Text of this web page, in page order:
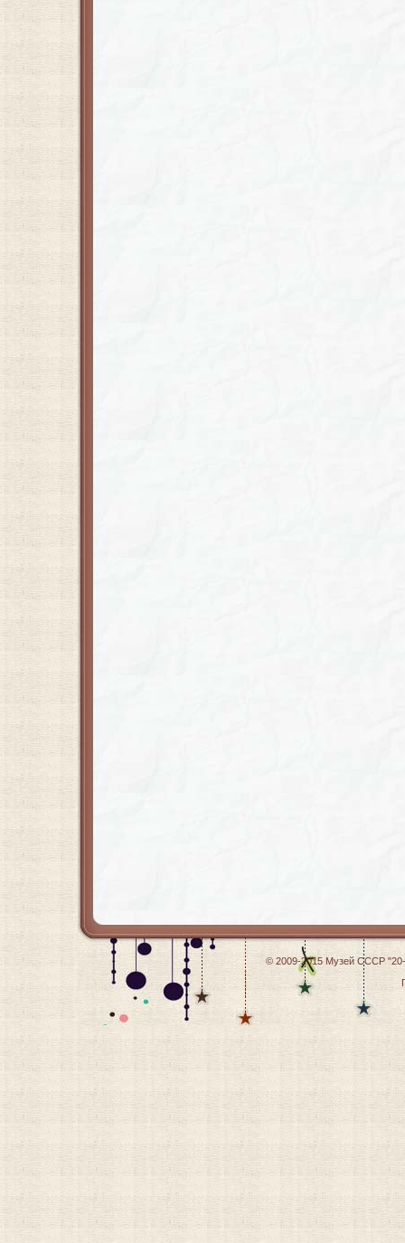
© 2009-2015 Музей СССР